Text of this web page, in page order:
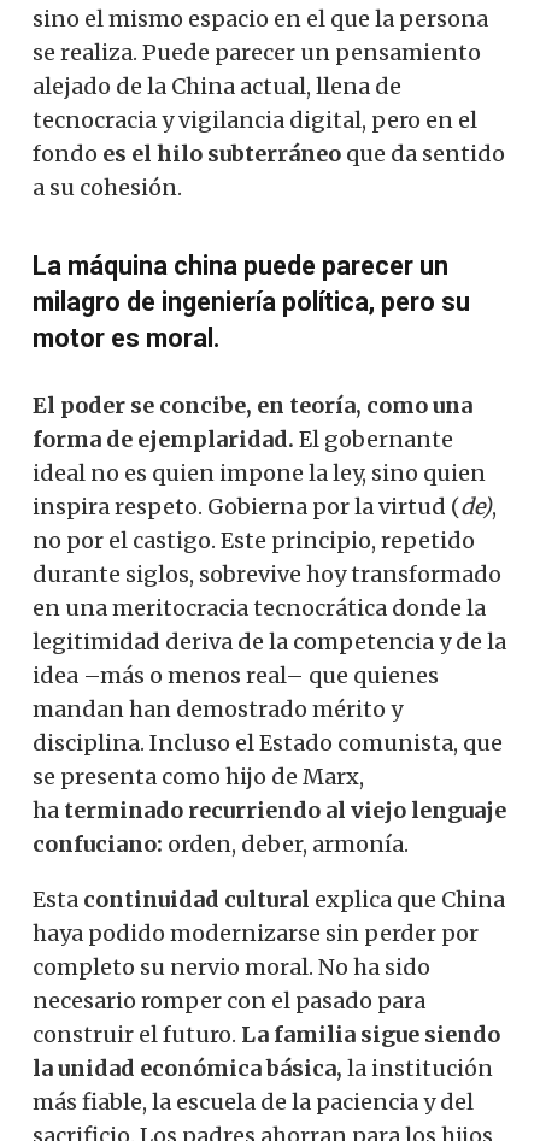
sino el mismo espacio en el que la persona
se realiza. Puede parecer un pensamiento
alejado de la China actual, llena de
tecnocracia y vigilancia digital, pero en el
fondo es el hilo subterráneo que da sentido
a su cohesión.
La máquina china puede parecer un
milagro de ingeniería política, pero su
motor es moral.
El poder se concibe, en teoría, como una
forma de ejemplaridad. El gobernante
ideal no es quien impone la ley, sino quien
inspira respeto. Gobierna por la virtud (de),
no por el castigo. Este principio, repetido
durante siglos, sobrevive hoy transformado
en una meritocracia tecnocrática donde la
legitimidad deriva de la competencia y de la
idea –más o menos real– que quienes
mandan han demostrado mérito y
disciplina. Incluso el Estado comunista, que
se presenta como hijo de Marx,
ha terminado recurriendo al viejo lenguaje
confuciano: orden, deber, armonía.
Esta continuidad cultural explica que China
haya podido modernizarse sin perder por
completo su nervio moral. No ha sido
necesario romper con el pasado para
construir el futuro. La familia sigue siendo
la unidad económica básica, la institución
más fiable, la escuela de la paciencia y del
sacrificio. Los padres ahorran para los hijos,